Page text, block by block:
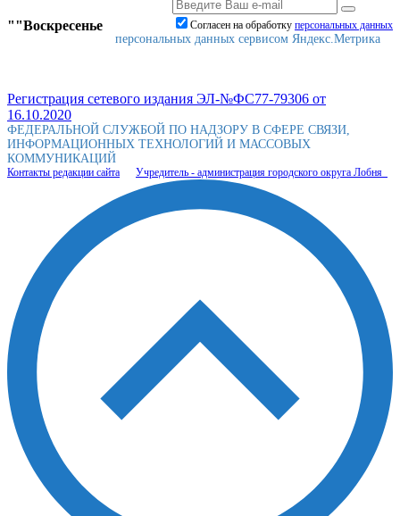
""Воскресенье Согласен на обработку персональныx данных
персональных данных сервисом Яндекс.Метрика
Регистрация сетевого издания ЭЛ-№ФС77-79306 от
16.10.2020
ФЕДЕРАЛЬНОЙ СЛУЖБОЙ ПО НАДЗОРУ В СФЕРЕ СВЯЗИ,
ИНФОРМАЦИОННЫХ ТЕХНОЛОГИЙ И МАССОВЫХ
КОММУНИКАЦИЙ
Контакты редакции сайта Учредитель - администрация городского округа Лобня